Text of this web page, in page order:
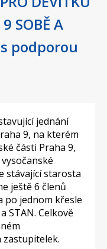
SOBĚ A
s podporou
jednání
9, na kterém
části Praha 9,
stávající starosta
ještě 6 členů
po jednom křesle
STAN. Celkově